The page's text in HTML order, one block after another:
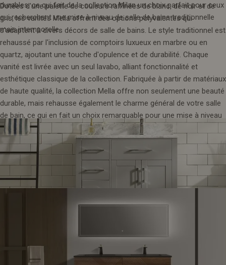
durables, ce qui fait de la collection Milan un choix parfait pour ceux
qui recherchent une mise à niveau de salle de bains traditionnelle
mais intemporelle.
Dotées d'une palette de couleurs raffinées de blanc, de noir et de
gris, les vanités Mella offrent des options polyvalentes qui
s'adaptent à divers décors de salle de bains. Le style traditionnel est
rehaussé par l'inclusion de comptoirs luxueux en marbre ou en
quartz, ajoutant une touche d'opulence et de durabilité. Chaque
vanité est livrée avec un seul lavabo, alliant fonctionnalité et
esthétique classique de la collection. Fabriquée à partir de matériaux
de haute qualité, la collection Mella offre non seulement une beauté
durable, mais rehausse également le charme général de votre salle
de bain, ce qui en fait un choix remarquable pour une mise à niveau
traditionnelle et élégante.
Parcourir la sélection de vanités Mella
18. Collection Saraguay